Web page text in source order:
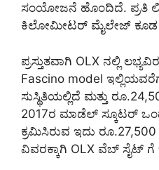
ಸಂಯೋಜನೆ ಹೊಂದಿದೆ. ಪ್ರತಿ
ಕಿಲೋಮೀಟರ್ ಮೈಲೇಜ್ ಕೂಡ
ಪ್ರಸ್ತುತವಾಗಿ OLX ನಲ್ಲಿ
Fascino model
ಸುಸ್ಥಿತಿಯಲ್ಲಿದೆ ಮತ್ತು
2017ರ ಮಾಡೆಲ್ ಸ್ಕೂಟರ್
ಕ್ರಮಿಸಿರುವ ಇದು ರೂ.27,500
ವಿವರಕ್ಕಾಗಿ OLX ವೆಬ್ ಸೈಟ್